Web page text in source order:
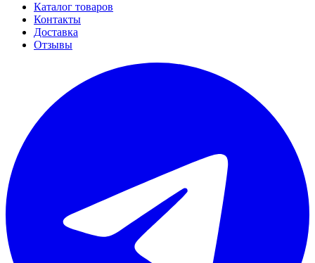
Каталог товаров
Контакты
Доставка
Отзывы